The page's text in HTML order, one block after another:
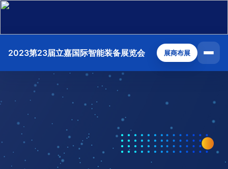
2023第23届立嘉国际智能装备展览会 展商布展